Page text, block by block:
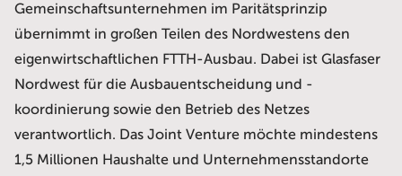
Gemeinschaftsunternehmen im Paritätsprinzip
übernimmt in großen Teilen des Nordwestens den
eigenwirtschaftlichen FTTH-Ausbau. Dabei ist Glasfaser
Nordwest für die Ausbauentscheidung und -
koordinierung sowie den Betrieb des Netzes
verantwortlich. Das Joint Venture möchte mindestens
1,5 Millionen Haushalte und Unternehmensstandorte